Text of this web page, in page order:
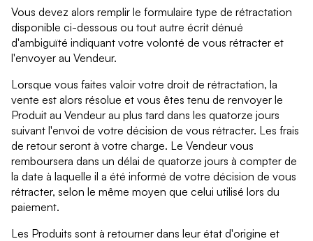
Vous devez alors remplir le formulaire type de rétractation
disponible ci-dessous ou tout autre écrit dénué
d'ambiguïté indiquant votre volonté de vous rétracter et
l'envoyer au Vendeur.
Lorsque vous faites valoir votre droit de rétractation, la
vente est alors résolue et vous êtes tenu de renvoyer le
Produit au Vendeur au plus tard dans les quatorze jours
suivant l'envoi de votre décision de vous rétracter. Les frais
de retour seront à votre charge. Le Vendeur vous
remboursera dans un délai de quatorze jours à compter de
la date à laquelle il a été informé de votre décision de vous
rétracter, selon le même moyen que celui utilisé lors du
paiement.
Les Produits sont à retourner dans leur état d'origine et